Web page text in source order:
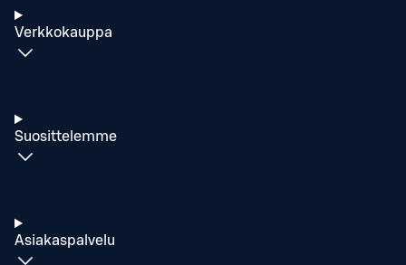
Verkkokauppa
Suosittelemme
Asiakaspalvelu